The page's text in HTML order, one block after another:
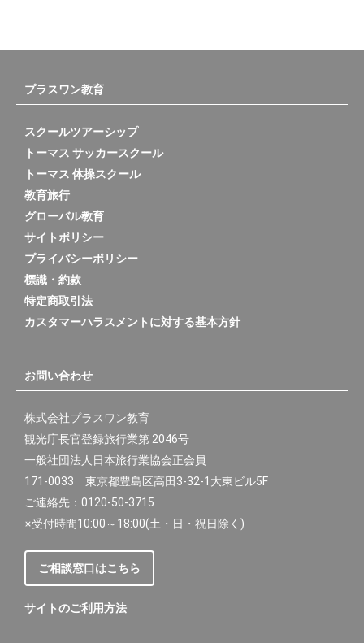
プラスワン教育
スクールツアーシップ
トーマス サッカースクール
トーマス 体操スクール
教育旅行
グローバル教育
サイトポリシー
プライバシーポリシー
標識・約款
特定商取引法
カスタマーハラスメントに対する基本方針
お問い合わせ
株式会社プラスワン教育
観光庁長官登録旅行業第 2046号
一般社団法人日本旅行業協会正会員
171-0033 東京都豊島区高田3-32-1大東ビル5F
ご連絡先：0120-50-3715
※受付時間10:00～18:00(土・日・祝日除く)
ご相談窓口はこちら
サイトのご利用方法